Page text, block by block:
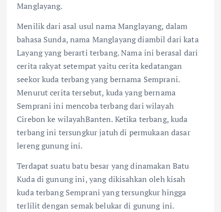
Manglayang.
Menilik dari asal usul nama Manglayang, dalam
bahasa Sunda, nama Manglayang diambil dari kata
Layang yang berarti terbang. Nama ini berasal dari
cerita rakyat setempat yaitu cerita kedatangan
seekor kuda terbang yang bernama Semprani.
Menurut cerita tersebut, kuda yang bernama
Semprani ini mencoba terbang dari wilayah
Cirebon ke wilayahBanten. Ketika terbang, kuda
terbang ini tersungkur jatuh di permukaan dasar
lereng gunung ini.
Terdapat suatu batu besar yang dinamakan Batu
Kuda di gunung ini, yang dikisahkan oleh kisah
kuda terbang Semprani yang tersungkur hingga
terlilit dengan semak belukar di gunung ini.